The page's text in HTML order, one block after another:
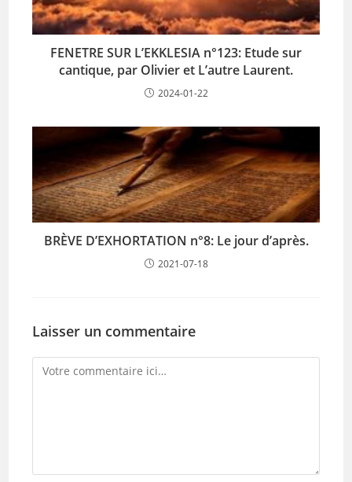
FENETRE SUR L’EKKLESIA n°123: Etude sur
cantique, par Olivier et L’autre Laurent.
2024-01-22
BRÈVE D’EXHORTATION n°8: Le jour d’après.
2021-07-18
Laisser un commentaire
Comment